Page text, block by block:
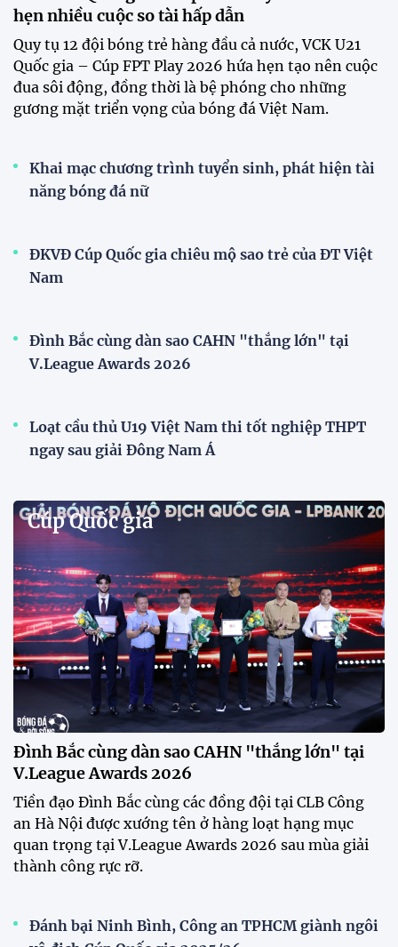
hình mạnh nhất trước Campuchia"
CĐV vượt gần 80 km từ 5h30 sáng để mua vé xem
tuyển Việt Nam
Tuyển Việt Nam đối đầu Malaysia ở bán kết
ASEAN Cup 2026?
Đội tuyển nữ Việt Nam
tập để theo dõi sao nhập tịch tuyển Việt Nam
Buổi tập của tuyển Việt Nam chiều nay (29/7) bất
ngờ thu hút sự chú ý của truyền thông Singapore
khi một phóng viên có mặt tại sân để trực tiếp theo
dõi màn thể hiện của các ngôi sao nhập tịch.
Đình Bắc cùng dàn sao CAHN "thắng lớn" tại
V.League Awards 2026
Festival bóng đá nữ trẻ 2026 lan tỏa đam mê tại
Đồng Tháp
Bóng đá Việt Nam nhận giải thưởng đặc biệt từ
AFC
Bóng đá nữ Việt Nam đón cú hích lớn trước mùa
giải 2026